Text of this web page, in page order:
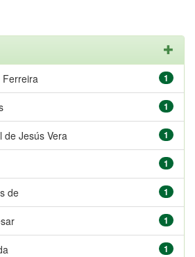
1
Ferreira
1
1
de Jesús Vera
1
1
de
1
1